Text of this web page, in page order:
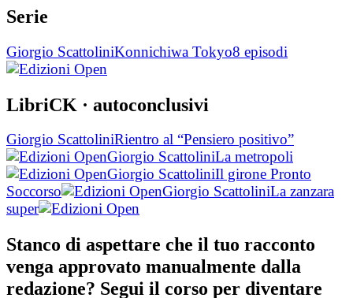
Serie
Giorgio ScattoliniKonnichiwa Tokyo8 episodi
LibriCK · autoconclusivi
Giorgio ScattoliniRientro al “Pensiero positivo”
Giorgio ScattoliniLa metropoli
Giorgio ScattoliniIl girone Pronto
Soccorso
Giorgio ScattoliniLa zanzara
super
Stanco di aspettare che il tuo racconto
venga approvato manualmente dalla
redazione? Segui il corso per diventare